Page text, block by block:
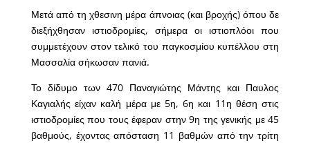
Μετά από τη χθεσινη μέρα άπνοιας (και βροχής) όπου δε
διεξήχθησαν ιστιοδρομίες, σήμερα οι ιστιοπλόοι που
συμμετέχουν στον τελικό του παγκοσμίου κυπέλλου στη
Μασσαλία σήκωσαν πανιά.
Το δίδυμο των 470 Παναγιώτης Μάντης και Παυλος
Καγιαλής είχαν καλή μέρα με 5η, 6η και 11η θέση στις
ιστιοδρομίες που τους έφεραν στην 9η της γενικής με 45
βαθμούς, έχοντας απόσταση 11 βαθμών από την τρίτη